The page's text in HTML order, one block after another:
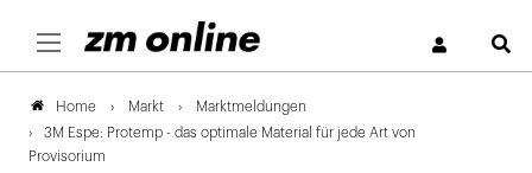
Home Markt
Marktmeldungen
3M Espe: Protemp - das optimale Material für jede Art von
Provisorium